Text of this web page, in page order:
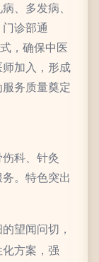
、多发病、
诊部通
，确保中医
加入，形成
务质量奠定
科、针灸
。特色突出
望闻问切，
方案，强